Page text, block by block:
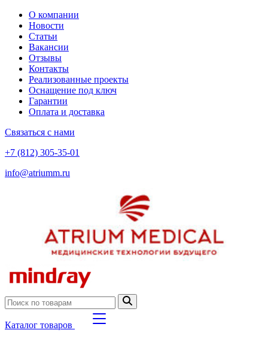
О компании
Новости
Статьи
Вакансии
Отзывы
Контакты
Реализованные проекты
Оснащение под ключ
Гарантии
Оплата и доставка
Связаться с нами
+7 (812) 305-35-01
info@atriumm.ru
Каталог товаров